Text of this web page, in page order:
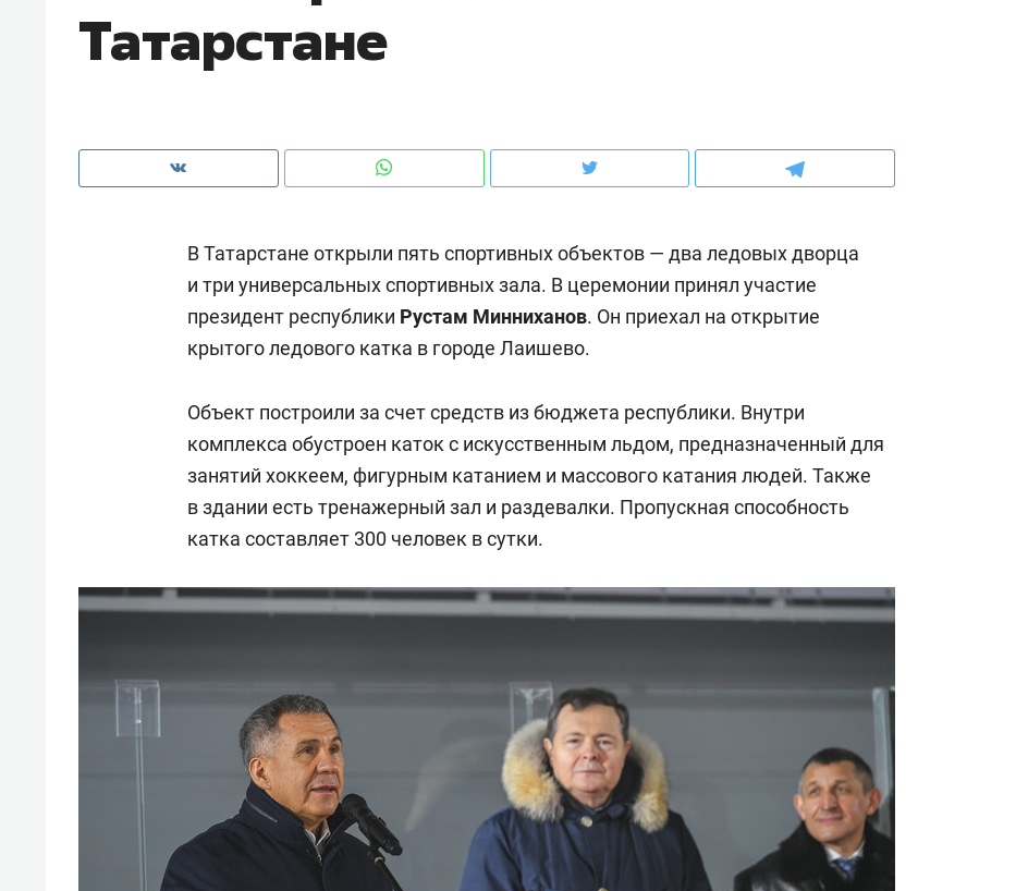
Татарстане
В Татарстане открыли пять спортивных объектов — два ледовых дворца
и три универсальных спортивных зала. В церемонии принял участие
президент республики Рустам Минниханов. Он приехал на открытие
крытого ледового катка в городе Лаишево.
Объект построили за счет средств из бюджета республики. Внутри
комплекса обустроен каток с искусственным льдом, предназначенный для
занятий хоккеем, фигурным катанием и массового катания людей. Также
в здании есть тренажерный зал и раздевалки. Пропускная способность
катка составляет 300 человек в сутки.
чем интересен Оман?
Оставить шум за волной: как
строят тишину в казанском
ЖК «Заря»
Психотерапевт «Фороса»:
«Директорский невроз» –
когда человек не считает
свою сверхнагрузку
стрессом»
Дизайнер-прораб Наталья
Наседкина: «Ремонт вместе
с мебелью за 2 миллиона –
для меня это челлендж!»